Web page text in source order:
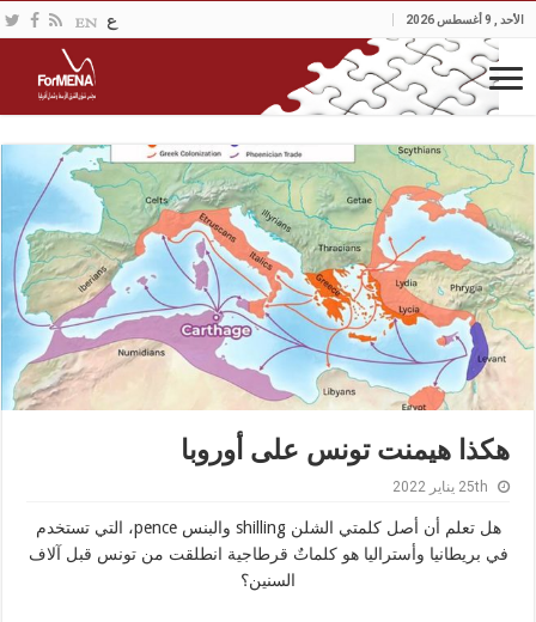
الأحد , 9 أغسطس 2026
هكذا هيمنت تونس على أوروبا
25th يناير 2022
هل تعلم أن أصل كلمتي الشلن shilling والبنس pence، التي تستخدم
في بريطانيا وأستراليا هو كلماتٌ قرطاجية انطلقت من تونس قبل آلاف
السنين؟